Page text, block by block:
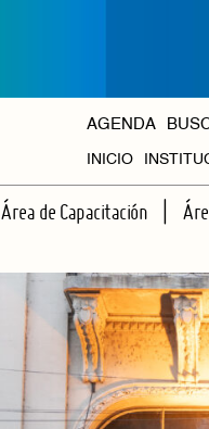
AGENDA
INICIO
Área de Capacitación